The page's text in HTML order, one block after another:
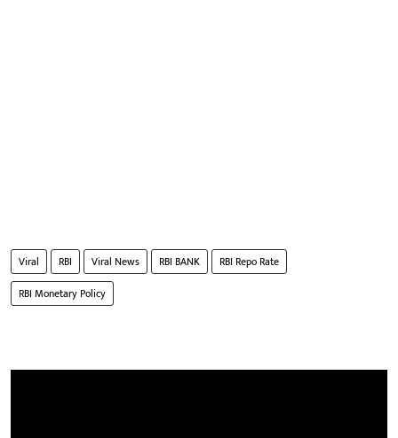
Viral RBI Viral News RBI BANK
RBI Repo Rate
RBI Monetary Policy